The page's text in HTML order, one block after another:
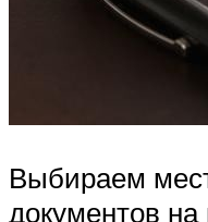
Выбираем
документов